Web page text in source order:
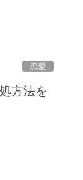
恋愛
方法を